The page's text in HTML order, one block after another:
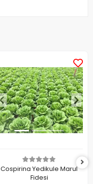
Cospirina Yedikule Marul
Fidesi